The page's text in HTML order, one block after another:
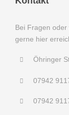
Bei Fragen
gerne hier
Öhringer
07942
07942